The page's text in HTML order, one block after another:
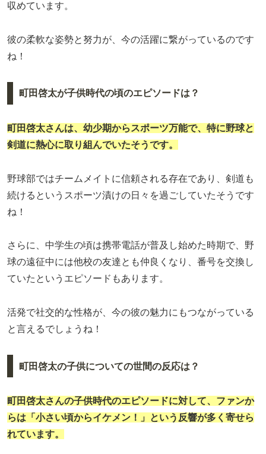
収めています。
彼の柔軟な姿勢と努力が、今の活躍に繋がっているのです
ね！
町田啓太が子供時代の頃のエピソードは？
町田啓太さんは、幼少期からスポーツ万能で、特に野球と
剣道に熱心に取り組んでいたそうです。
野球部ではチームメイトに信頼される存在であり、剣道も
続けるというスポーツ漬けの日々を過ごしていたそうです
ね！
さらに、中学生の頃は携帯電話が普及し始めた時期で、野
球の遠征中には他校の友達とも仲良くなり、番号を交換し
ていたというエピソードもあります。
活発で社交的な性格が、今の彼の魅力にもつながっている
と言えるでしょうね！
町田啓太の子供についての世間の反応は？
町田啓太さんの子供時代のエピソードに対して、ファンか
らは「小さい頃からイケメン！」という反響が多く寄せら
れています。